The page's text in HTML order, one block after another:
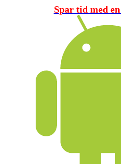
Spar tid med